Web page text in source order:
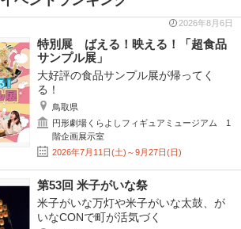
2026年8月6日
特別展 ばえる！映える！「超食品
サンプル展」
大好評の食品サンプル展が帰ってく
る！
鳥取県
円形劇場くらよしフィギュアミュージアム 1
階企画展示室
2026年7月11日(土)～9月27日(日)
第53回 米子がいな祭
米子がいな万灯や米子がいな太鼓、が
いなCONで町が活気づく